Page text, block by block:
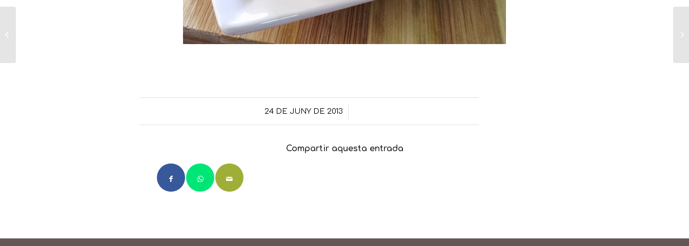
24 DE JUNY DE 2013
/
Compartir aquesta entrada